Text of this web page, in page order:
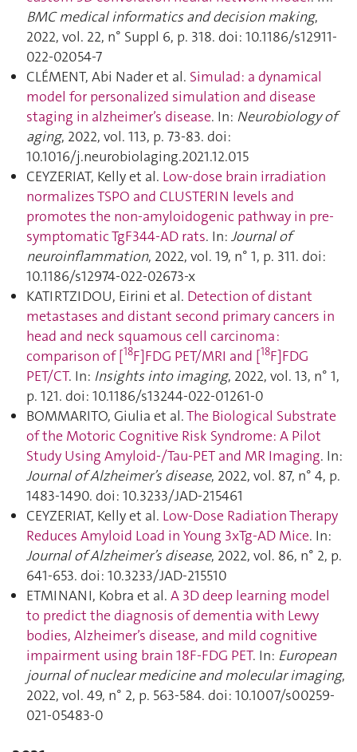
BMC medical informatics and decision making,
2022, vol. 22, n° Suppl 6, p. 318. doi: 10.1186/s12911-
022-02054-7
CLÉMENT, Abi Nader et al. Simulad: a dynamical
model for personalized simulation and disease
staging in alzheimer’s disease. In: Neurobiology of
aging, 2022, vol. 113, p. 73‑83. doi:
10.1016/j.neurobiolaging.2021.12.015
CEYZERIAT, Kelly et al. Low-dose brain irradiation
normalizes TSPO and CLUSTERIN levels and
promotes the non-amyloidogenic pathway in pre-
symptomatic TgF344-AD rats. In: Journal of
neuroinflammation, 2022, vol. 19, n° 1, p. 311. doi:
10.1186/s12974-022-02673-x
KATIRTZIDOU, Eirini et al. Detection of distant
metastases and distant second primary cancers in
head and neck squamous cell carcinoma :
comparison of [18F]FDG PET/MRI and [18F]FDG
PET/CT. In: Insights into imaging, 2022, vol. 13, n° 1,
p. 121. doi: 10.1186/s13244-022-01261-0
BOMMARITO, Giulia et al.The Biological Substrate
of the Motoric Cognitive Risk Syndrome: A Pilot
Study Using Amyloid-/Tau-PET and MR Imaging. In:
Journal of Alzheimer’s disease, 2022, vol. 87, n° 4, p.
1483‑1490. doi: 10.3233/JAD-215461
CEYZERIAT, Kelly et al. Low-Dose Radiation Therapy
Reduces Amyloid Load in Young 3xTg-AD Mice. In:
Journal of Alzheimer’s disease, 2022, vol. 86, n° 2, p.
641‑653. doi: 10.3233/JAD-215510
ETMINANI, Kobra et al. A 3D deep learning model
to predict the diagnosis of dementia with Lewy
bodies, Alzheimer’s disease, and mild cognitive
impairment using brain 18F-FDG PET. In: European
journal of nuclear medicine and molecular imaging,
2022, vol. 49, n° 2, p. 563‑584. doi: 10.1007/s00259-
021-05483-0